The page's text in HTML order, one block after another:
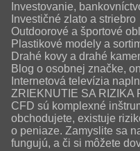
Investovanie,
Investičné zlato a striebro
Outdoorové a športové
Plastikové modely a
Drahé kovy a drahé
Blog o osobnej značke,
Internetová televízia
ZRIEKNUTIE SA RIZIKA
CFD sú komplexné
obchodujete, existuje
o peniaze. Zamyslite sa
fungujú, a či si môžete